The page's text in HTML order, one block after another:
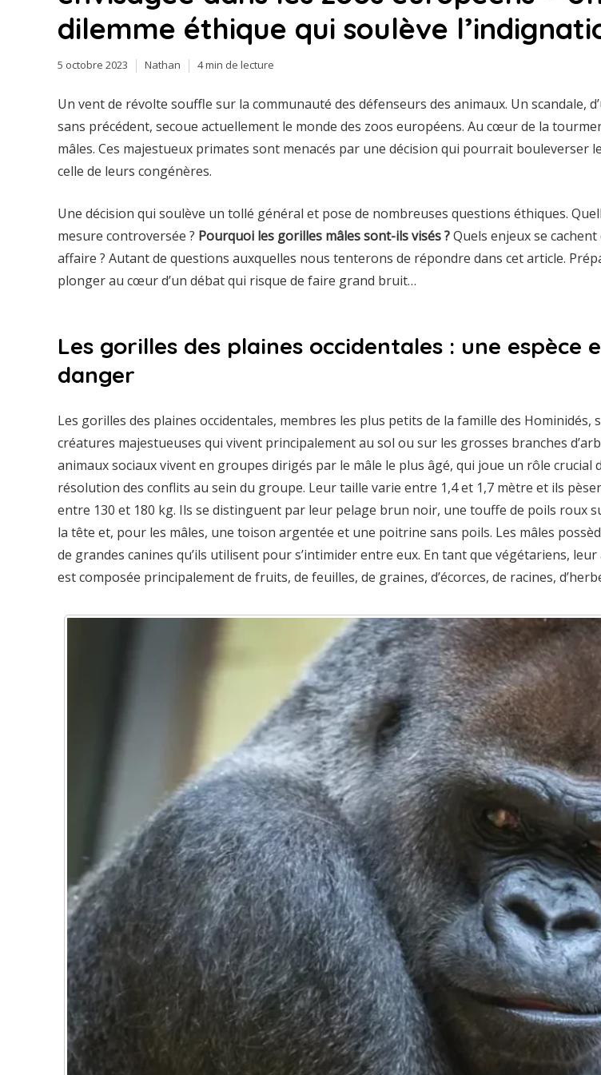
dilemme éthique qui soulève
5 octobre 2023 Nathan 4 min de lecture
Un vent de révolte souffle sur la communauté des défenseurs des animaux. Un scandale,
sans précédent, secoue actuellement le monde des zoos européens. Au cœur de la
mâles. Ces majestueux primates sont menacés par une décision qui pourrait bouleverser
celle de leurs congénères.
Une décision qui soulève un tollé général et pose de nombreuses questions éthiques.
mesure controversée ? Pourquoi les gorilles mâles sont-ils visés ?Quels enjeux se
affaire ? Autant de questions auxquelles nous tenterons de répondre dans cet article.
plonger au cœur d’un débat qui risque de faire grand bruit…
Les gorilles des plaines occidentales : une espèce
danger
Les gorilles des plaines occidentales, membres les plus petits de la famille des Hominidés,
créatures majestueuses qui vivent principalement au sol ou sur les grosses branches
animaux sociaux vivent en groupes dirigés par le mâle le plus âgé, qui joue un rôle crucial
résolution des conflits au sein du groupe. Leur taille varie entre 1,4 et 1,7 mètre et ils
entre 130 et 180 kg. Ils se distinguent par leur pelage brun noir, une touffe de poils roux
la tête et, pour les mâles, une toison argentée et une poitrine sans poils. Les mâles
de grandes canines qu’ils utilisent pour s’intimider entre eux. En tant que végétariens,
est composée principalement de fruits, de feuilles, de graines, d’écorces, de racines,